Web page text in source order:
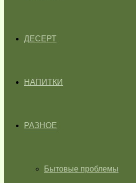
ДЕСЕРТ
НАПИТКИ
РАЗНОЕ
Бытовые проблемы